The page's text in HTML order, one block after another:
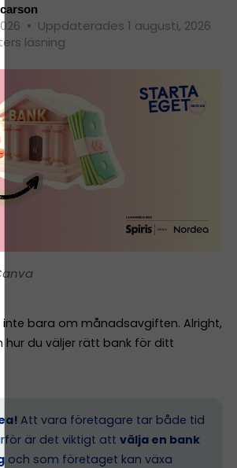
• Uppdaterades 1 augusti, 2026
läsning
bara om månadsavgiften. Alright,
hur du väljer rätt bank för ditt
Att vara företagare tar både tid
är det viktigt att välja en bank
och som företaget kan växa